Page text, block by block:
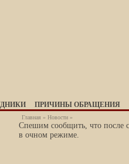
ПРИЧИНЫ ОБРАЩЕНИЯ
Главная » Новости »
Спешим сообщить, что после
в очном режиме.